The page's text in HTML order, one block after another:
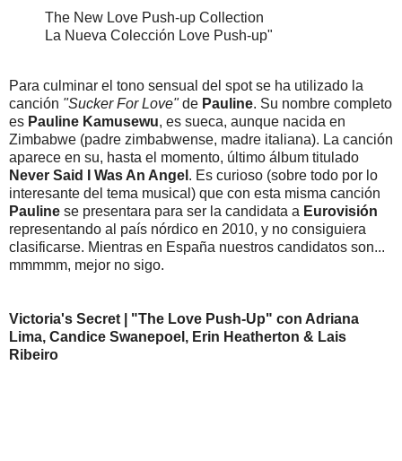
The New Love Push-up Collection
La Nueva Colección Love Push-up"
Para culminar el tono sensual del spot se ha utilizado la
canción "Sucker For Love"de Pauline. Su nombre completo
es Pauline Kamusewu, es sueca, aunque nacida en
Zimbabwe (padre zimbabwense, madre italiana). La canción
aparece en su, hasta el momento, último álbum titulado
Never Said I Was An Angel . Es curioso (sobre todo por lo
interesante del tema musical) que con esta misma canción
Pauline se presentara para ser la candidata a Eurovisión
representando al país nórdico en 2010, y no consiguiera
clasificarse. Mientras en España nuestros candidatos son...
mmmmm, mejor no sigo.
Victoria's Secret | "The Love Push-Up" con Adriana
Lima, Candice Swanepoel, Erin Heatherton & Lais
Ribeiro